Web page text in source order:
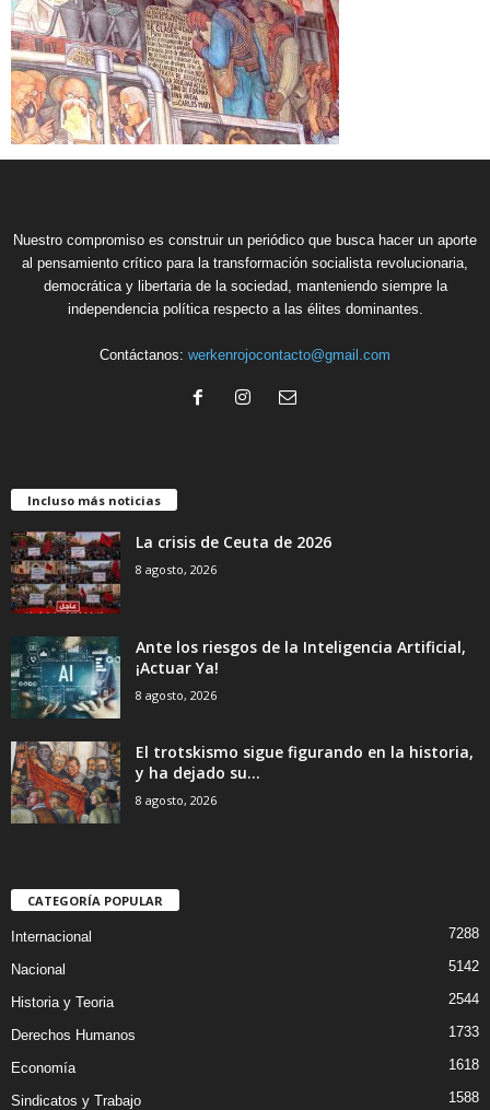
Nuestro compromiso es construir un periódico que busca hacer un aporte
al pensamiento crítico para la transformación socialista revolucionaria,
democrática y libertaria de la sociedad, manteniendo siempre la
independencia política respecto a las élites dominantes.
Contáctanos: werkenrojocontacto@gmail.com
Incluso más noticias
La crisis de Ceuta de 2026
8 agosto, 2026
Ante los riesgos de la Inteligencia Artificial,
¡Actuar Ya!
8 agosto, 2026
El trotskismo sigue figurando en la historia,
y ha dejado su...
8 agosto, 2026
CATEGORÍA POPULAR
Internacional 7288
Nacional 5142
Historia y Teoria 2544
Derechos Humanos 1733
Economía 1618
Sindicatos y Trabajo 1588